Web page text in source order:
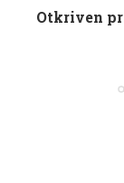
Otkriven